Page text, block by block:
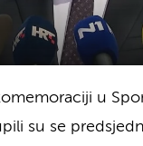
u
su se